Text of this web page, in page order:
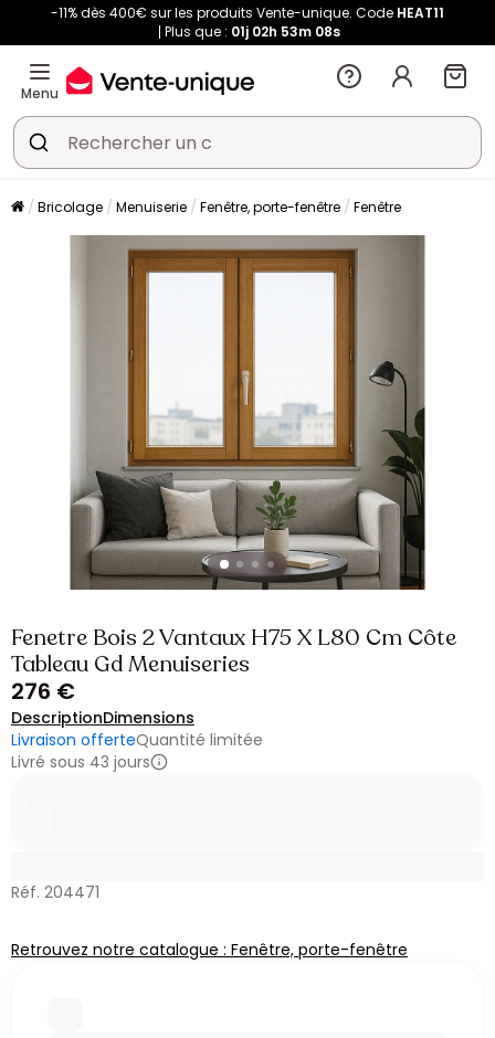
-11% dès 400€ sur les produits Vente-unique. Code HEAT11
Plus que : 01j 02h 53m 07s
Menu
Bricolage Menuiserie Fenêtre, porte-fenêtre Fenêtre
Fenetre Bois 2 Vantaux H75 X L80 Cm Côte
Tableau Gd Menuiseries
276 €
DescriptionDimensions
Livraison offerteQuantité limitée
Livré sous 43 jours
Réf. 204471
Retrouvez notre catalogue : Fenêtre, porte-fenêtre